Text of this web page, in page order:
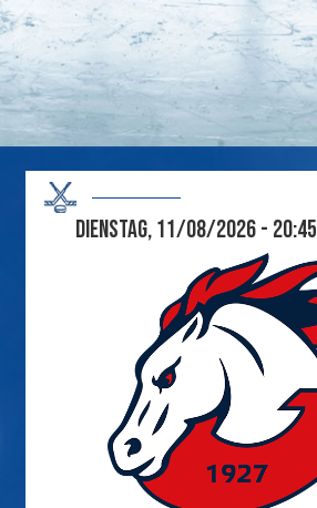
Dienstag, 11/08/2026 - 20:45